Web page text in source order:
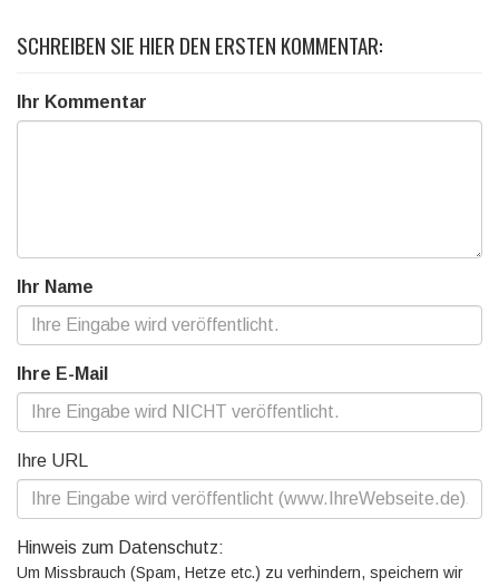
SCHREIBEN SIE HIER DEN ERSTEN KOMMENTAR:
Ihr Kommentar
Ihr Name
Ihre E-Mail
Ihre URL
Hinweis zum Datenschutz:
Um Missbrauch (Spam, Hetze etc.) zu verhindern, speichern wir